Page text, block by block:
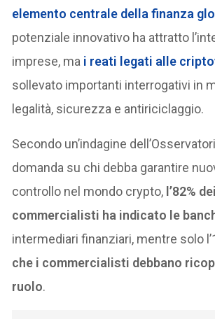
elemento centrale della finanza
potenziale innovativo ha attratto
imprese, ma i reati legati alle
sollevato importanti interrogativi in
legalità, sicurezza e antiriciclaggio.
Secondo un’indagine
domanda su chi debba garantire
controllo nel mondo crypto, l’82% dei
commercialisti ha indicato le
intermediari finanziari, mentre solo
che i commercialisti debbano
ruolo.